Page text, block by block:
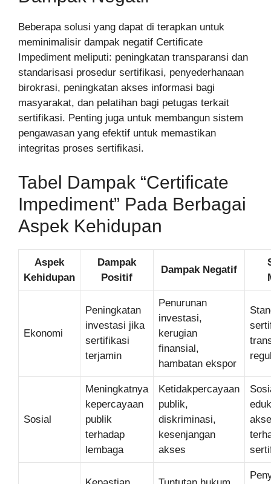
Beberapa solusi yang dapat di terapkan untuk
meminimalisir dampak negatif Certificate
Impediment meliputi: peningkatan transparansi dan
standarisasi prosedur sertifikasi, penyederhanaan
birokrasi, peningkatan akses informasi bagi
masyarakat, dan pelatihan bagi petugas terkait
sertifikasi. Penting juga untuk membangun sistem
pengawasan yang efektif untuk memastikan
integritas proses sertifikasi.
Tabel Dampak “Certificate
Impediment” Pada Berbagai
Aspek Kehidupan
Aspek
Kehidupan
Dampak
Positif
Dampak Negatif
Ekonomi
Peningkatan
investasi jika
sertifikasi
terjamin
Penurunan
investasi,
kerugian
finansial,
hambatan ekspor
Sosial
Meningkatnya
kepercayaan
publik
terhadap
lembaga
Ketidakpercayaan
publik,
diskriminasi,
kesenjangan
akses